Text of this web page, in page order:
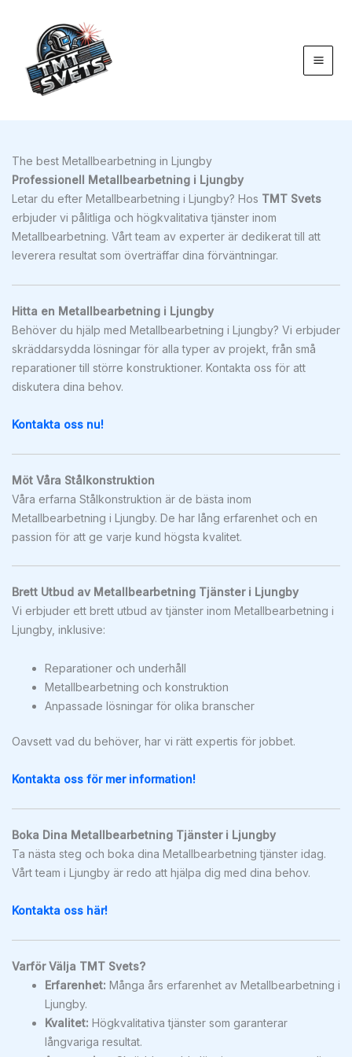
innehåll
The best Metallbearbetning in Ljungby
Professionell Metallbearbetning i Ljungby
Letar du efter Metallbearbetning i Ljungby? Hos TMT Svets
erbjuder vi pålitliga och högkvalitativa tjänster inom
Metallbearbetning. Vårt team av experter är dedikerat till att
leverera resultat som överträffar dina förväntningar.
Hitta en Metallbearbetning i Ljungby
Behöver du hjälp med Metallbearbetning i Ljungby? Vi erbjuder
skräddarsydda lösningar för alla typer av projekt, från små
reparationer till större konstruktioner. Kontakta oss för att
diskutera dina behov.
Kontakta oss nu!
Möt Våra Stålkonstruktion
Våra erfarna Stålkonstruktion är de bästa inom
Metallbearbetning i Ljungby. De har lång erfarenhet och en
passion för att ge varje kund högsta kvalitet.
Brett Utbud av Metallbearbetning Tjänster i Ljungby
Vi erbjuder ett brett utbud av tjänster inom Metallbearbetning i
Ljungby, inklusive:
Reparationer och underhåll
Metallbearbetning och konstruktion
Anpassade lösningar för olika branscher
Oavsett vad du behöver, har vi rätt expertis för jobbet.
Kontakta oss för mer information!
Boka Dina Metallbearbetning Tjänster i Ljungby
Ta nästa steg och boka dina Metallbearbetning tjänster idag.
Vårt team i Ljungby är redo att hjälpa dig med dina behov.
Kontakta oss här!
Varför Välja TMT Svets?
Erfarenhet: Många års erfarenhet av Metallbearbetning i
Ljungby.
Kvalitet: Högkvalitativa tjänster som garanterar
långvariga resultat.